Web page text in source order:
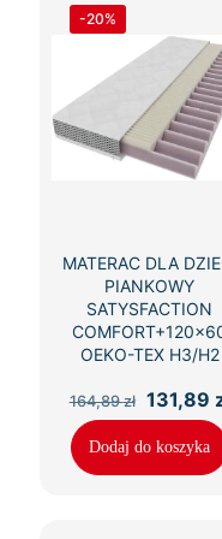
-20%
MATERAC DLA
PIANKOWY
SATYSFACTION
OEKO-TEX H3/H2
164,89zł
cena
164,89
131,89
Dodaj do koszyka